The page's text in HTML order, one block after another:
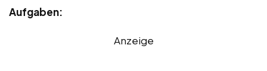
Aufgaben:
Anzeige